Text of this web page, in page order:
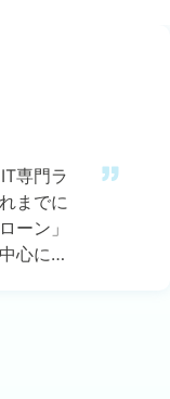
専門ラ
までに
ーン」
心に、
ア事情
心者か